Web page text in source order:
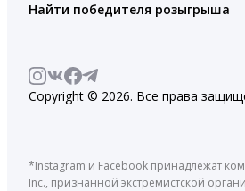
Найти победителя розыгрыша
Copyright © 2026. Все права
*Instagram и Facebook принадлежат
Inc., признанной экстремистской